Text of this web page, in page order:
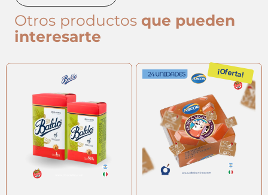
Otros productos que pueden
interesarte
¡Oferta!